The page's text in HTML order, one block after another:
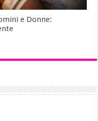
e Donne: